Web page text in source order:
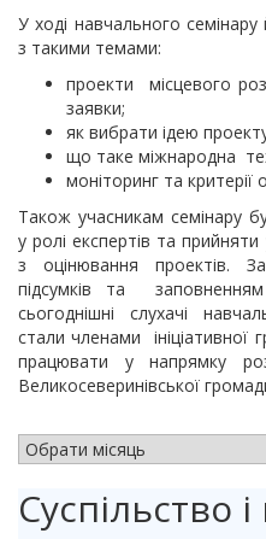
У ході навчального
з такими темами:
проекти місцевого
заявки;
як вибрати ідею
що таке міжнародна
моніторинг та
Також учасникам семінару
у ролі експертів та
з оцінювання проектів.
підсумків та
сьогоднішні слухачі
стали членами ініціативної
працювати у напрямку
Великосеверинівської
Суспільство